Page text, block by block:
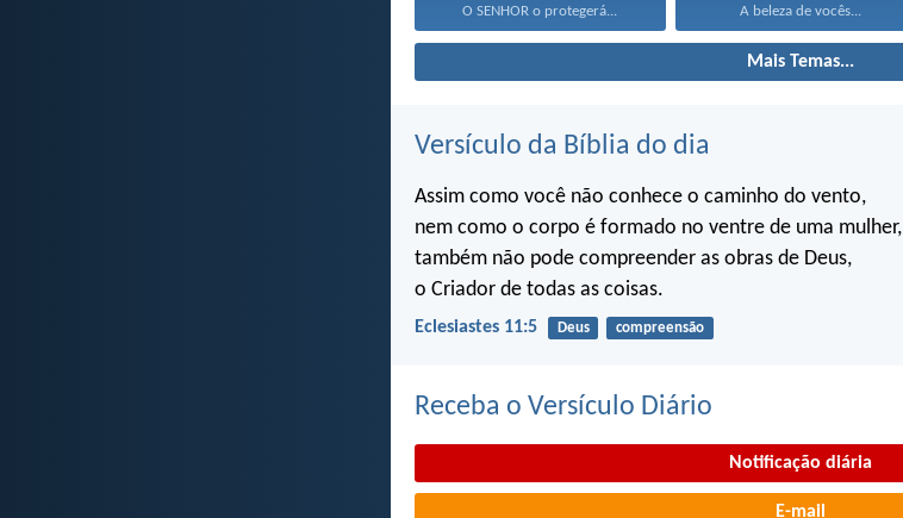
O SENHOR o protegerá... A beleza de vocês...
Mais Temas...
Versículo da Bíblia do dia
Assim como você não conhece o caminho do vento,
nem como o corpo é formado no ventre de uma mulher,
também não pode compreender as obras de Deus,
o Criador de todas as coisas.
Eclesiastes 11:5 Deus compreensão
Receba o Versículo Diário
Notificação diária
E-mail